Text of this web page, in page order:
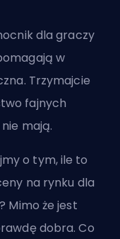
dla graczy
w
Trzymajcie
fajnych
mają.
o tym, ile to
na rynku dla
Mimo że jest
dobra. Co